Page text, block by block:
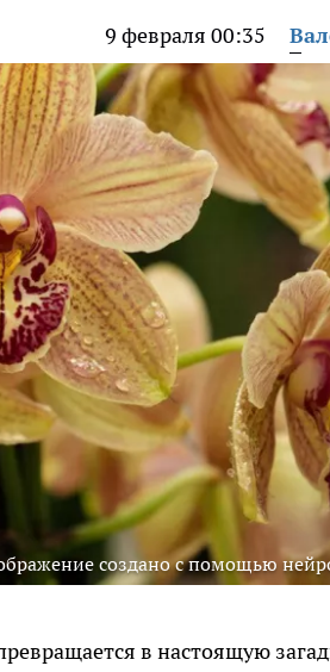
9 февраля 00:35
создано с помощью
в настоящую